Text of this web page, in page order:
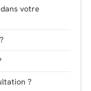
votre
?